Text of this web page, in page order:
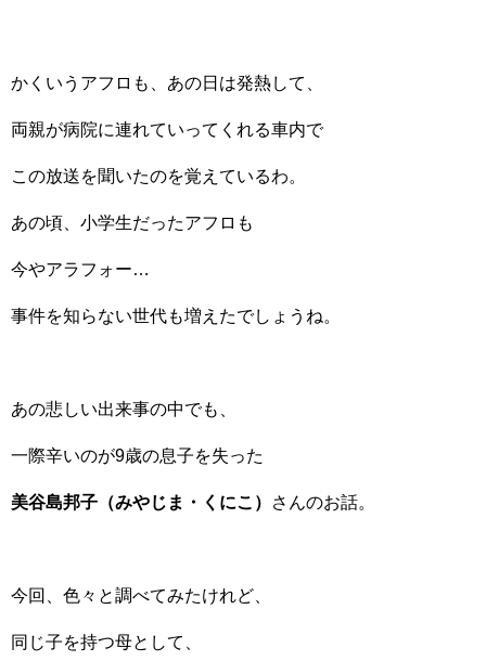
かくいうアフロも、あの日は発熱して、
両親が病院に連れていってくれる車内で
この放送を聞いたのを覚えているわ。
あの頃、小学生だったアフロも
今やアラフォー…
事件を知らない世代も増えたでしょうね。
あの悲しい出来事の中でも、
一際辛いのが9歳の息子を失った
美谷島邦子（みやじま・くにこ） さんのお話。
今回、色々と調べてみたけれど、
同じ子を持つ母として、